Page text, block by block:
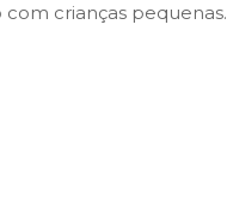
crianças pequenas.